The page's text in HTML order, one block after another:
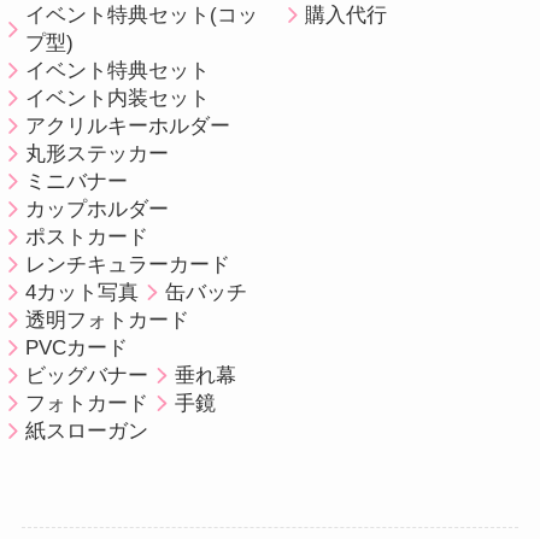
イベント特典セット(コッ
プ型)
イベント特典セット
イベント内装セット
アクリルキーホルダー
丸形ステッカー
ミニバナー
カップホルダー
ポストカード
レンチキュラーカード
4カット写真
缶バッチ
透明フォトカード
PVCカード
ビッグバナー
垂れ幕
フォトカード
手鏡
紙スローガン
購入代行